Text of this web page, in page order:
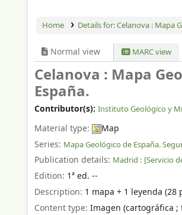
Home Details for:Celanova : Mapa
Normal view MARC view
Celanova : Mapa
España.
Contributor(s): Instituto Geológico y
Material type:
Map
Series: Mapa Geológico de España.
Publication details: Madrid : [Servicio
Edition: 1ª ed. --
Description: 1 mapa + 1 leyenda (28
Content type: Imagen (cartográfica